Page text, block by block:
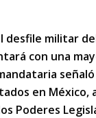
desfile militar
con una
en México,
Poderes